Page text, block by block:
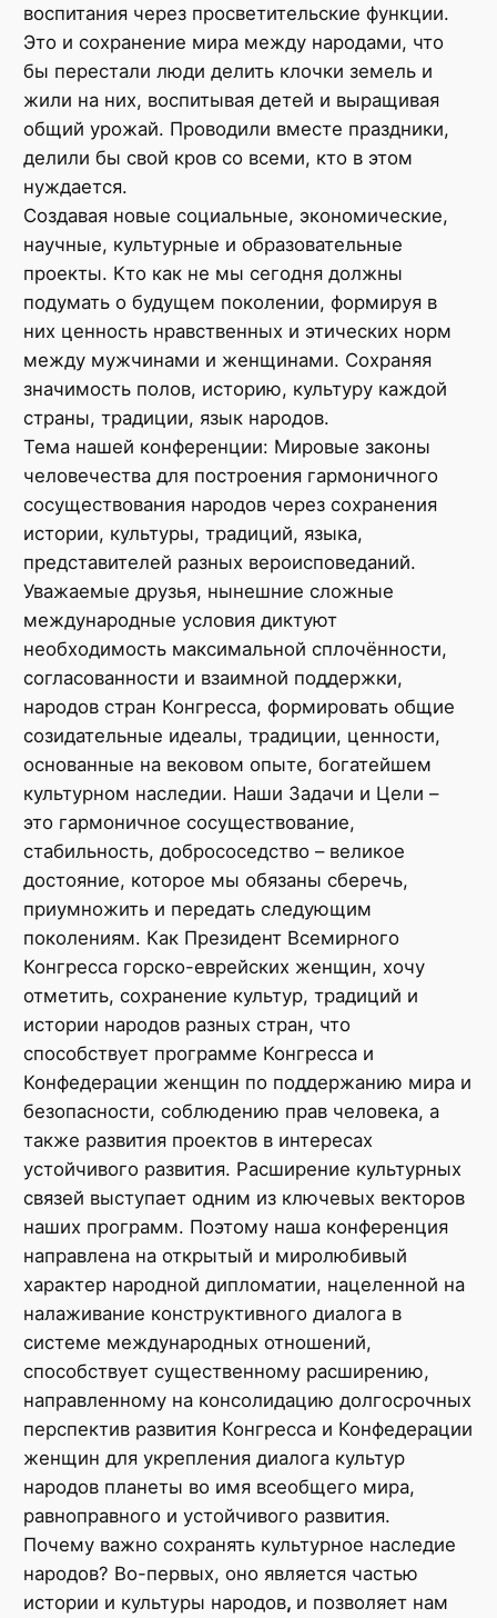
воспитания через просветительские функции.
Это и сохранение мира между народами, что
бы перестали люди делить клочки земель и
жили на них, воспитывая детей и выращивая
общий урожай. Проводили вместе праздники,
делили бы свой кров со всеми, кто в этом
нуждается.
Создавая новые социальные, экономические,
научные, культурные и образовательные
проекты. Кто как не мы сегодня должны
подумать о будущем поколении, формируя в
них ценность нравственных и этических норм
между мужчинами и женщинами. Сохраняя
значимость полов, историю, культуру каждой
страны, традиции, язык народов.
Тема нашей конференции: Мировые законы
человечества для построения гармоничного
сосуществования народов через сохранения
истории, культуры, традиций, языка,
представителей разных вероисповеданий.
Уважаемые друзья, нынешние сложные
международные условия диктуют
необходимость максимальной сплочённости,
согласованности и взаимной поддержки,
народов стран Конгресса, формировать общие
созидательные идеалы, традиции, ценности,
основанные на вековом опыте, богатейшем
культурном наследии. Наши Задачи и Цели –
это гармоничное сосуществование,
стабильность, добрососедство – великое
достояние, которое мы обязаны сберечь,
приумножить и передать следующим
поколениям. Как Президент Всемирного
Конгресса горско-еврейских женщин, хочу
отметить, сохранение культур, традиций и
истории народов разных стран, что
способствует программе Конгресса и
Конфедерации женщин по поддержанию мира и
безопасности, соблюдению прав человека, а
также развития проектов в интересах
устойчивого развития. Расширение культурных
связей выступает одним из ключевых векторов
наших программ. Поэтому наша конференция
направлена на открытый и миролюбивый
характер народной дипломатии, нацеленной на
налаживание конструктивного диалога в
системе международных отношений,
способствует существенному расширению,
направленному на консолидацию долгосрочных
перспектив развития Конгресса и Конфедерации
женщин для укрепления диалога культур
народов планеты во имя всеобщего мира,
равноправного и устойчивого развития.
Почему важно сохранять культурное наследие
народов? Во-первых, оно является частью
истории и культуры народов, и позволяет нам